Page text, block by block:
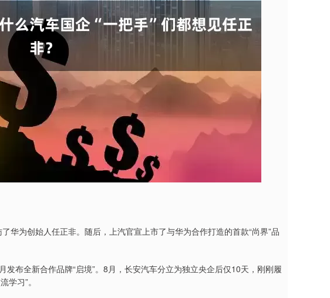
华为创始人任正非。随后，上汽官宣上市了与华为合作打造的首款“尚界”品
布全新合作品牌“启境”。8月，长安汽车分立为独立央企后仅10天，刚刚履
学习”。